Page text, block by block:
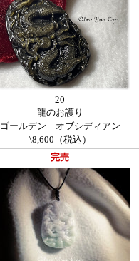
20
龍のお護り
ゴールデン オブシディアン
\8,600（税込）
完売